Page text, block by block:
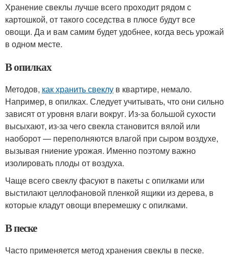
Хранение свеклы лучше всего проходит рядом с
картошкой, от такого соседства в плюсе будут все
овощи. Да и вам самим будет удобнее, когда весь урожай
в одном месте.
В опилках
Методов, как хранить свеклу в квартире, немало.
Например, в опилках. Следует учитывать, что они сильно
зависят от уровня влаги вокруг. Из-за большой сухости
высыхают, из-за чего свекла становится вялой или
наоборот — переполняются влагой при сыром воздухе,
вызывая гниение урожая. Именно поэтому важно
изолировать плоды от воздуха.
Чаще всего свеклу фасуют в пакеты с опилками или
выстилают целлофановой пленкой ящики из дерева, в
которые кладут овощи вперемешку с опилками.
В песке
Часто применяется метод хранения свеклы в песке.